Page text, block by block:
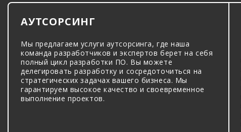
АУТСОРСИНГ
Мы предлагаем услуги аутсорсинга, где наша
команда разработчиков и экспертов берет на себя
полный цикл разработки ПО. Вы можете
делегировать разработку и сосредоточиться на
стратегических задачах вашего бизнеса. Мы
гарантируем высокое качество и своевременное
выполнение проектов.